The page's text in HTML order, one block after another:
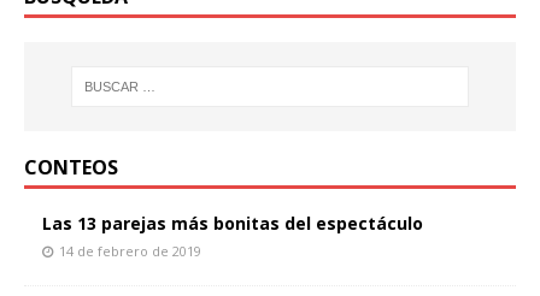
CONTEOS
Las 13 parejas más bonitas del espectáculo
14 de febrero de 2019